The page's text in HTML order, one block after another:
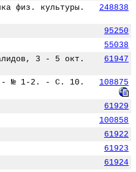
физ. культуры.
248838
95250
55038
3 - 5 окт.
61947
- № 1-2. - С. 10.
108875
61929
100858
61922
61923
61924